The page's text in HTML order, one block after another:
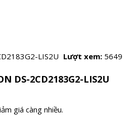
LIS2U Lượt xem: 5649
DS-2CD2183G2-LIS2U
giá càng nhiều.